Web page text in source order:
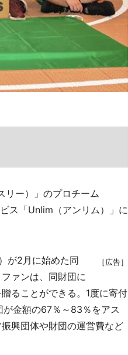
ー）」のプロチーム
ス「Unlim（アンリム）」に
［広告］
が2月に始めた同
ァンは、同財団に
ることができる。1度に寄付
が金額の67％～83％をアス
興団体や財団の運営費など